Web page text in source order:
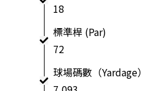
18
標準桿 (Par)
72
球場碼數（Yardage）